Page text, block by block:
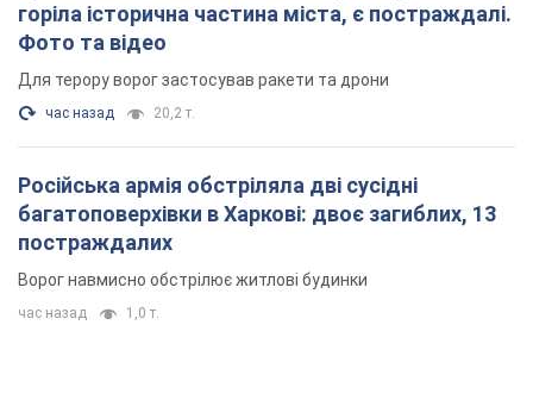
горіла історична частина міста, є постраждалі.
Фото та відео
Для терору ворог застосував ракети та дрони
час назад 20,2 т.
Російська армія обстріляла дві сусідні
багатоповерхівки в Харкові: двоє загиблих, 13
постраждалих
Ворог навмисно обстрілює житлові будинки
час назад 1,0 т.